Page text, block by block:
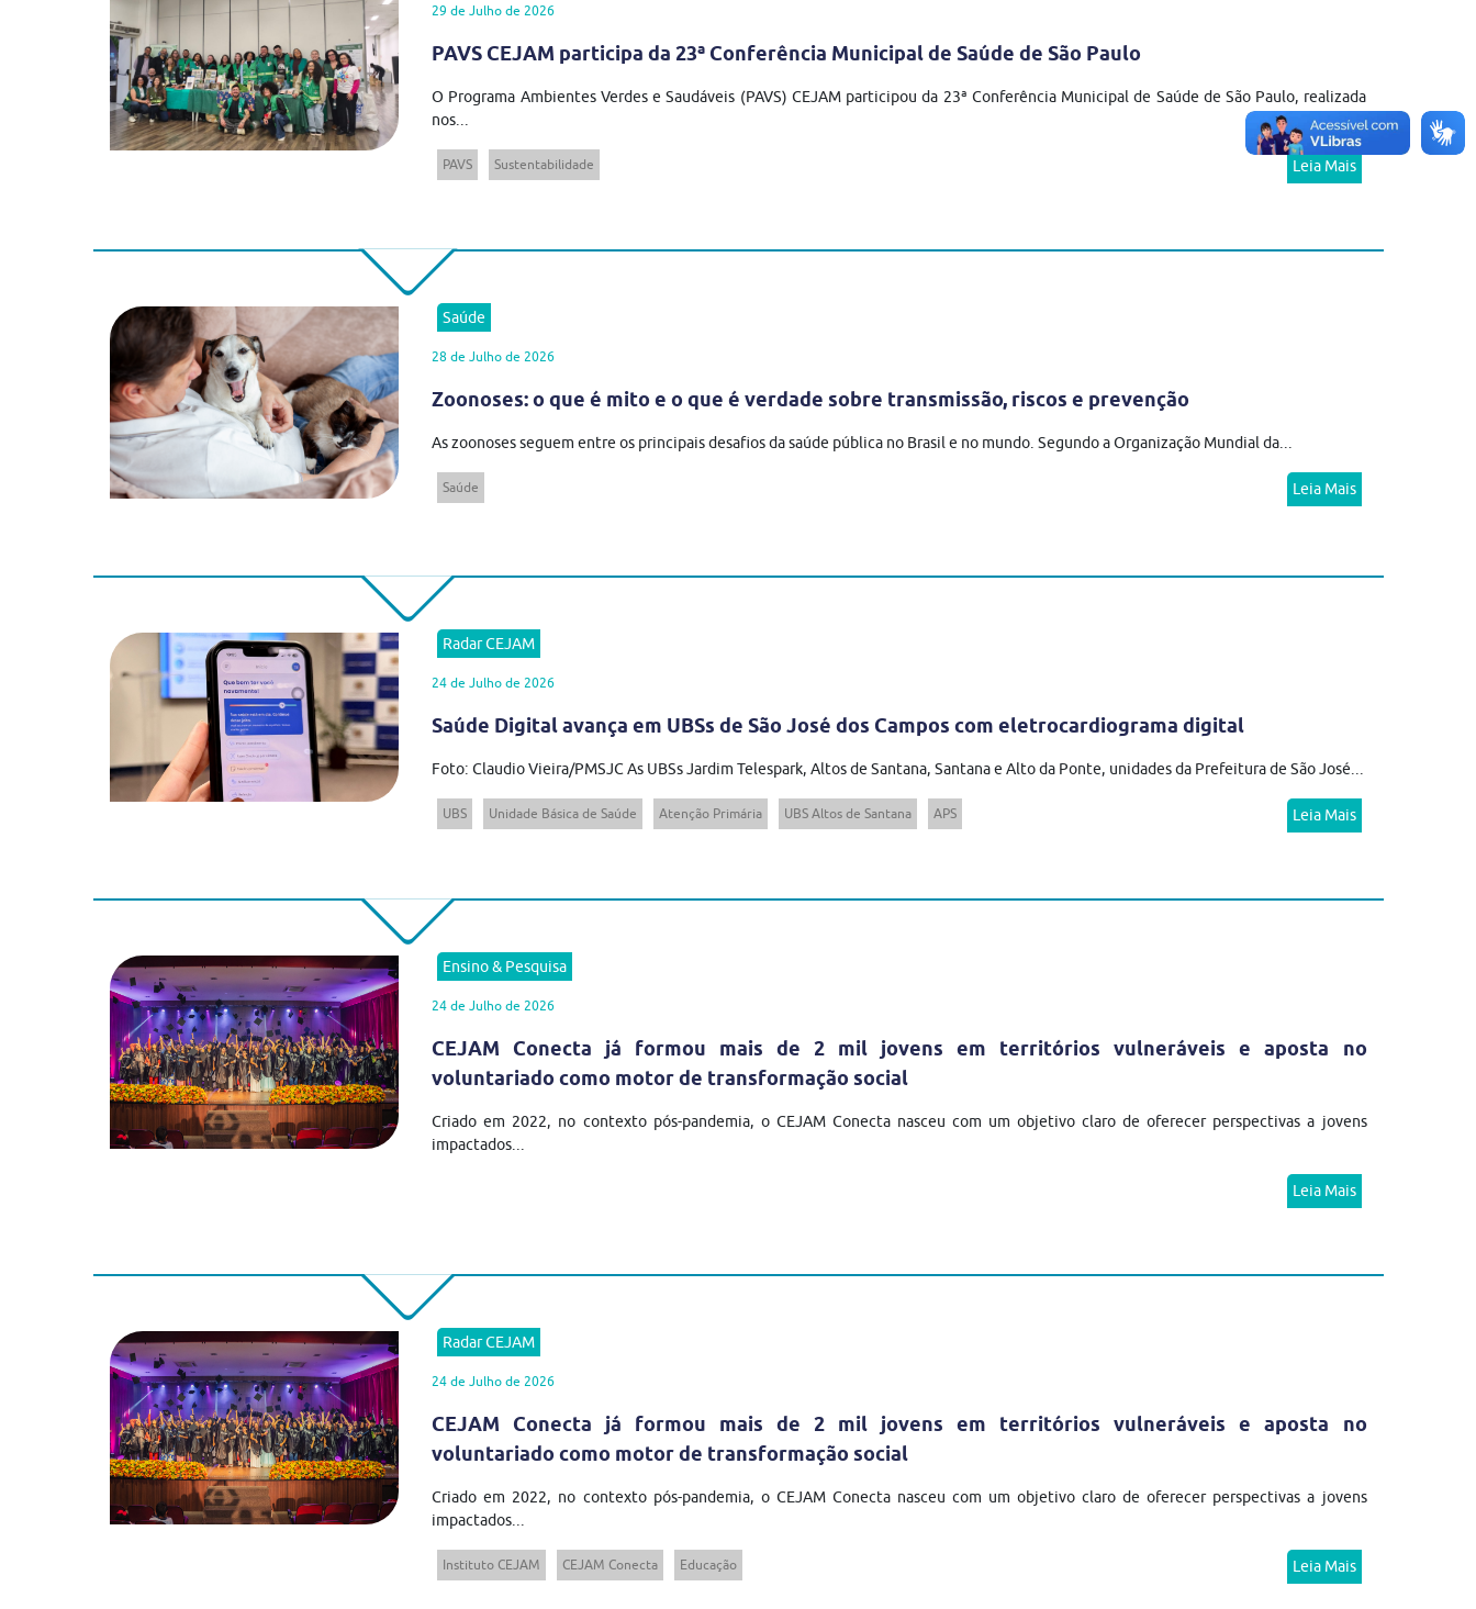
29 de Julho de 2026
PAVS CEJAM participa da 23ª Conferência Municipal de Saúde de São Paulo
O Programa Ambientes Verdes e Saudáveis (PAVS) CEJAM participou da 23ª Conferência Municipal de Saúde de São Paulo, realizada
nos...
PAVS Sustentabilidade Leia Mais
Saúde
28 de Julho de 2026
Zoonoses: o que é mito e o que é verdade sobre transmissão, riscos e prevenção
As zoonoses seguem entre os principais desafios da saúde pública no Brasil e no mundo. Segundo a Organização Mundial da...
Saúde Leia Mais
Radar CEJAM
24 de Julho de 2026
Saúde Digital avança em UBSs de São José dos Campos com eletrocardiograma digital
Foto: Claudio Vieira/PMSJC As UBSs Jardim Telespark, Altos de Santana, Santana e Alto da Ponte, unidades da Prefeitura de São José...
UBS Unidade Básica de Saúde Atenção Primária UBS Altos de Santana APS Leia Mais
Ensino & Pesquisa
24 de Julho de 2026
CEJAM Conecta já formou mais de 2 mil jovens em territórios vulneráveis e aposta no
voluntariado como motor de transformação social
Criado em 2022, no contexto pós-pandemia, o CEJAM Conecta nasceu com um objetivo claro de oferecer perspectivas a jovens
impactados...
Leia Mais
Radar CEJAM
24 de Julho de 2026
CEJAM Conecta já formou mais de 2 mil jovens em territórios vulneráveis e aposta no
voluntariado como motor de transformação social
Criado em 2022, no contexto pós-pandemia, o CEJAM Conecta nasceu com um objetivo claro de oferecer perspectivas a jovens
impactados...
Instituto CEJAM CEJAM Conecta Educação Leia Mais